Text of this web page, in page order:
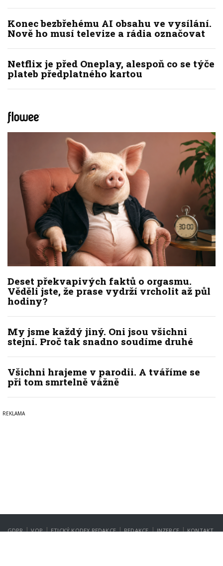
Konec bezbřehému AI obsahu ve vysílání.
Nově ho musí televize a rádia označovat
Netflix je před Oneplay, alespoň co se týče
plateb předplatného kartou
Deset překvapivých faktů o orgasmu.
Věděli jste, že prase vydrží vrcholit až půl
hodiny?
My jsme každý jiný. Oni jsou všichni
stejní. Proč tak snadno soudíme druhé
Všichni hrajeme v parodii. A tváříme se
při tom smrtelně vážně
GDPR | VOP | ETICKÝ KODEX REDAKCE | REDAKCE | INZERCE | KONTAKT